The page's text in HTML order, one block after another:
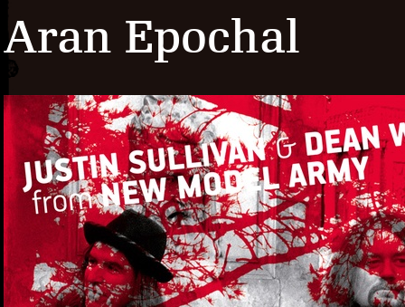
Aran Epochal